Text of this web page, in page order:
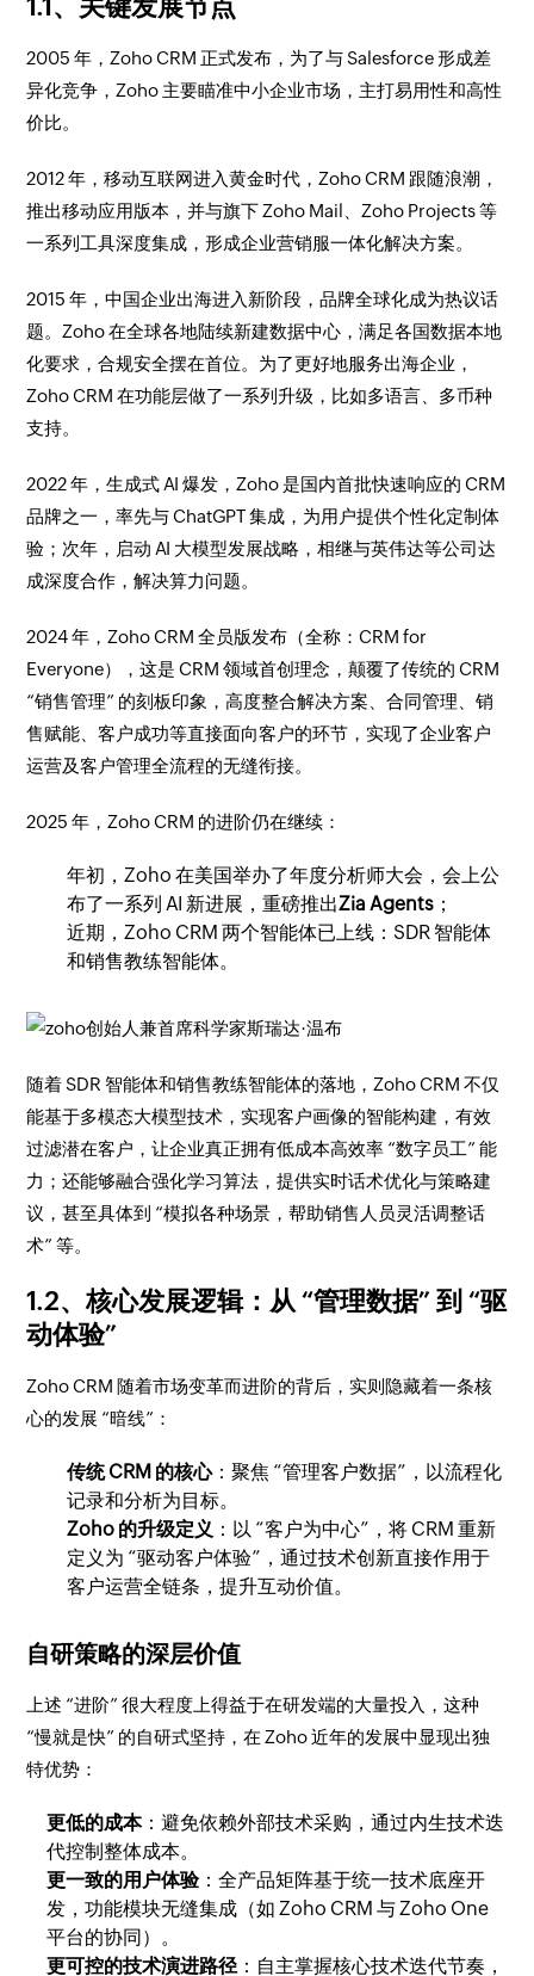
1.1、关键发展节点
2005 年，Zoho CRM 正式发布，为了与 Salesforce 形成差
异化竞争，Zoho 主要瞄准中小企业市场，主打易用性和高性
价比。
2012 年，移动互联网进入黄金时代，Zoho CRM 跟随浪潮，
推出移动应用版本，并与旗下 Zoho Mail、Zoho Projects 等
一系列工具深度集成，形成企业营销服一体化解决方案。
2015 年，中国企业出海进入新阶段，品牌全球化成为热议话
题。Zoho 在全球各地陆续新建数据中心，满足各国数据本地
化要求，合规安全摆在首位。为了更好地服务出海企业，
Zoho CRM 在功能层做了一系列升级，比如多语言、多币种
支持。
2022 年，生成式 AI 爆发，Zoho 是国内首批快速响应的 CRM
品牌之一，率先与 ChatGPT 集成，为用户提供个性化定制体
验；次年，启动 AI 大模型发展战略，相继与英伟达等公司达
成深度合作，解决算力问题。
2024 年，Zoho CRM 全员版发布（全称：CRM for
Everyone），这是 CRM 领域首创理念，颠覆了传统的 CRM
“销售管理” 的刻板印象，高度整合解决方案、合同管理、销
售赋能、客户成功等直接面向客户的环节，实现了企业客户
运营及客户管理全流程的无缝衔接。
2025 年，Zoho CRM 的进阶仍在继续：
年初，Zoho 在美国举办了年度分析师大会，会上公
布了一系列 AI 新进展，重磅推出Zia Agents ；
近期，Zoho CRM 两个智能体已上线：SDR 智能体
和销售教练智能体。
随着 SDR 智能体和销售教练智能体的落地，Zoho CRM 不仅
能基于多模态大模型技术，实现客户画像的智能构建，有效
过滤潜在客户，让企业真正拥有低成本高效率 “数字员工” 能
力；还能够融合强化学习算法，提供实时话术优化与策略建
议，甚至具体到 “模拟各种场景，帮助销售人员灵活调整话
术” 等。
1.2、核心发展逻辑：从 “管理数据” 到 “驱
动体验”
Zoho CRM 随着市场变革而进阶的背后，实则隐藏着一条核
心的发展 “暗线”：
传统 CRM 的核心：聚焦 “管理客户数据”，以流程化
记录和分析为目标。
Zoho 的升级定义 ：以 “客户为中心”，将 CRM 重新
定义为 “驱动客户体验”，通过技术创新直接作用于
客户运营全链条，提升互动价值。
自研策略的深层价值
上述 “进阶” 很大程度上得益于在研发端的大量投入，这种
“慢就是快” 的自研式坚持，在 Zoho 近年的发展中显现出独
特优势：
更低的成本：避免依赖外部技术采购，通过内生技术迭
代控制整体成本。
更一致的用户体验：全产品矩阵基于统一技术底座开
发，功能模块无缝集成（如 Zoho CRM 与 Zoho One
平台的协同）。
更可控的技术演进路径：自主掌握核心技术迭代节奏，